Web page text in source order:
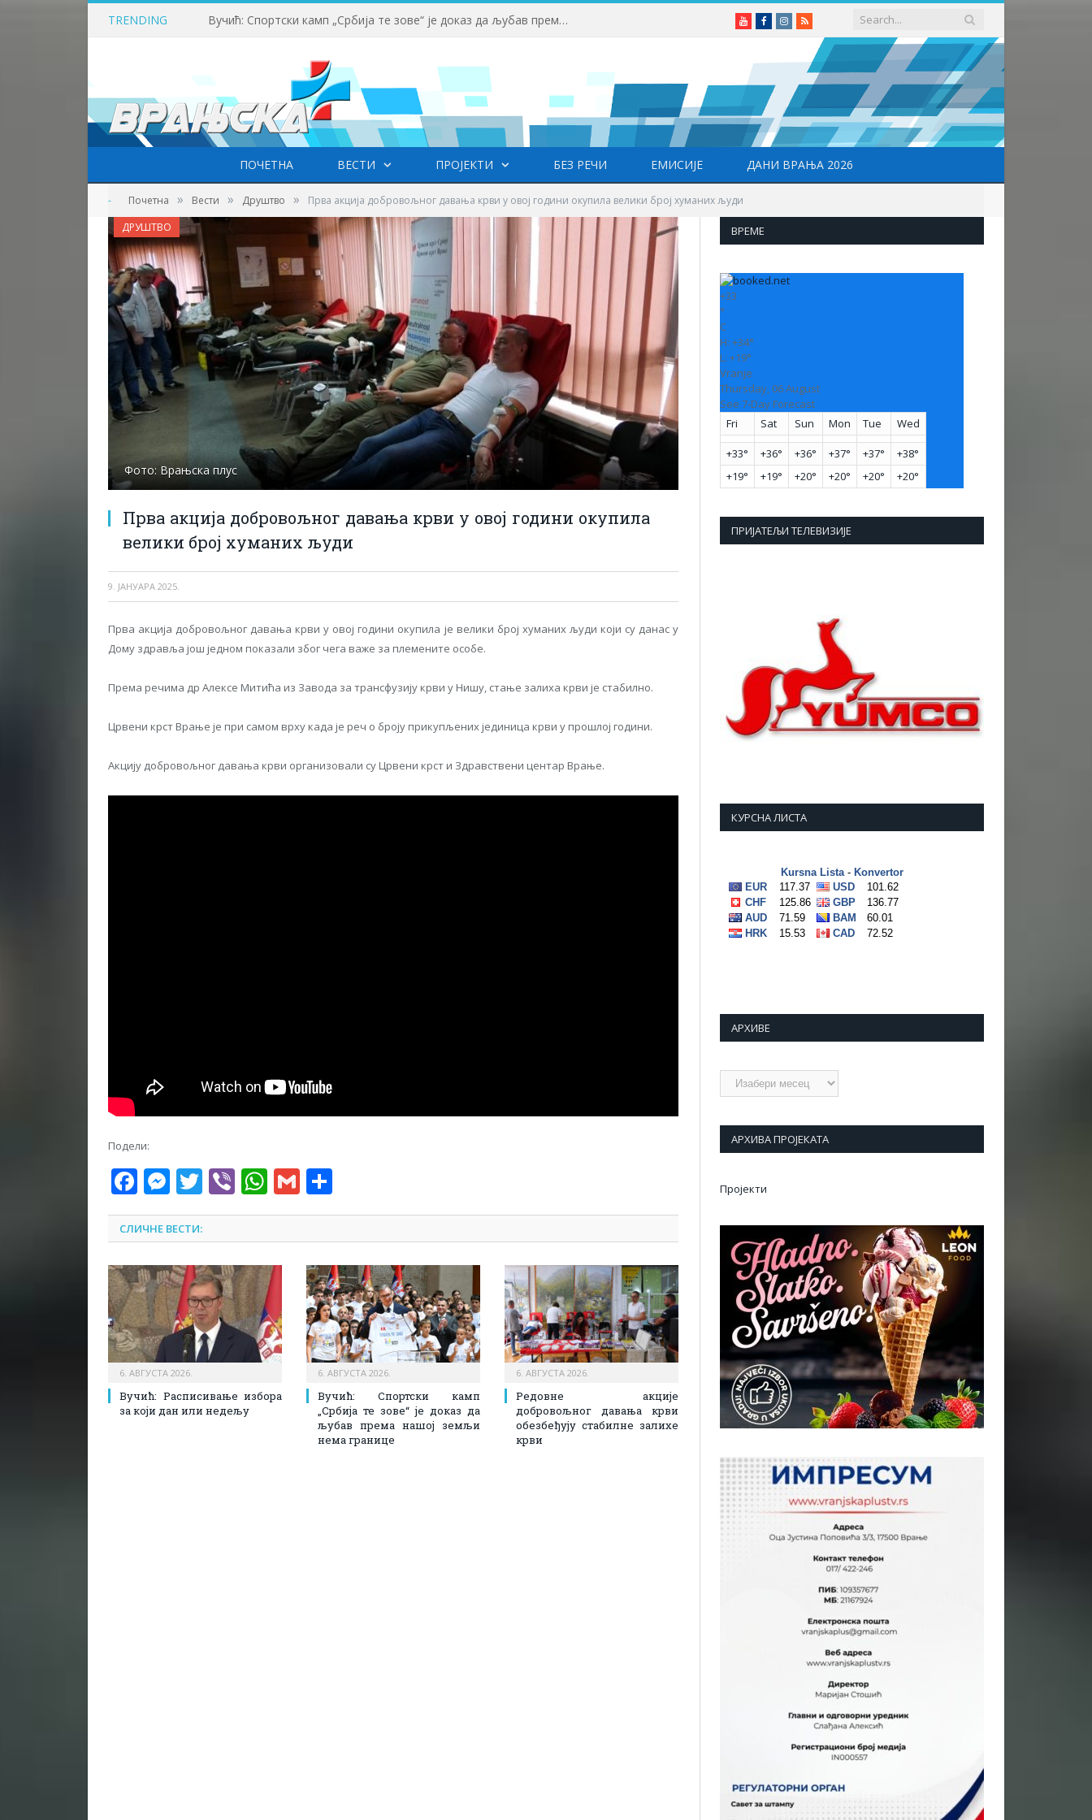
TRENDING Вучић: Спортски камп „Србија те зове“ је доказ да љубав према нашој земљи нема границе YoutubeFacebookInstagram
RSS
ПОЧЕТНА ВЕСТИ ПРОЈЕКТИ БЕЗ РЕЧИ ЕМИСИЈЕ ДАНИ ВРАЊА 2026
- Почетна » Вести » Друштво » Прва акција добровољног давања крви у овој години окупила велики број хуманих људи
Фото: Врањска плус
Прва акција добровољног давања крви у овој години окупила
велики број хуманих људи
9. ЈАНУАРА 2025.
ДРУШТВО
Прва акција добровољног давања крви у овој години окупила је велики број хуманих људи који су данас у
Дому здравља још једном показали због чега важе за племените особе.
Према речима др Алексе Митића из Завода за трансфузију крви у Нишу, стање залиха крви је стабилно.
Црвени крст Врање је при самом врху када је реч о броју прикупљених јединица крви у прошлој години.
Акцију добровољног давања крви организовали су Црвени крст и Здравствени центар Врање.
Подели:
Facebook
Messenger
Twitter
ViberWhatsApp
Gmail
СЛИЧНЕ ВЕСТИ:
6. АВГУСТА 2026.
Вучић: Расписивање избора
за који дан или недељу
6. АВГУСТА 2026.
Вучић: Спортски камп
„Србија те зове“ је доказ да
љубав према нашој земљи
нема границе
6. АВГУСТА 2026.
Редовне акције
добровољног давања крви
обезбеђују стабилне залихе
крви
ВРЕМЕ
+33
°
C
H: +34°
L: +19°
Vranje
Thursday, 06 August
See 7-Day Forecast
Fri
Sat Sun Mon Tue Wed
+33° +36° +36° +37° +37° +38°
+19° +19° +20° +20° +20° +20°
ПРИЈАТЕЉИ ТЕЛЕВИЗИЈЕ
КУРСНА ЛИСТА
АРХИВЕ
Архиве
АРХИВА ПРОЈЕКАТА
Пројекти